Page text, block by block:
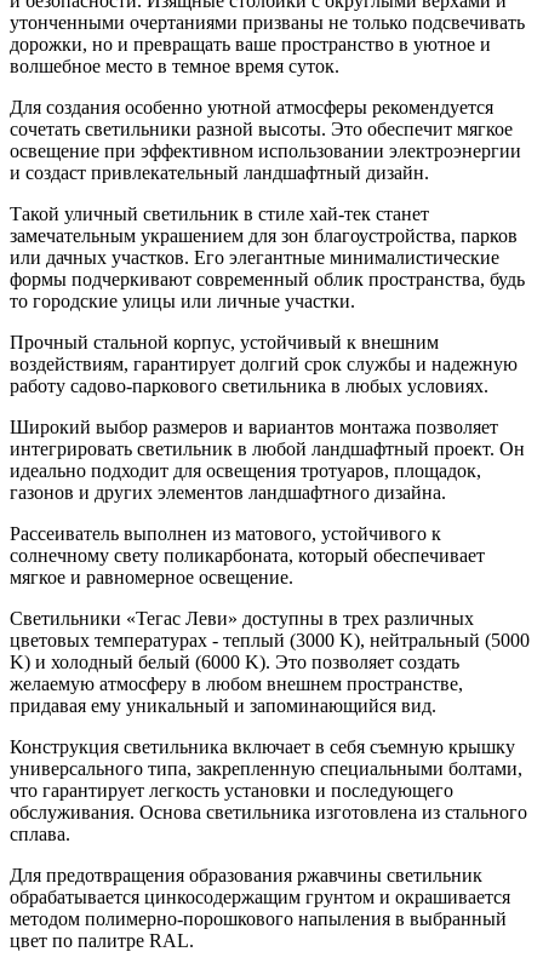
утонченными очертаниями призваны не только подсвечивать
дорожки, но и превращать ваше пространство в уютное и
волшебное место в темное время суток.
Для создания особенно уютной атмосферы рекомендуется
сочетать светильники разной высоты. Это обеспечит мягкое
освещение при эффективном использовании электроэнергии
и создаст привлекательный ландшафтный дизайн.
Такой уличный светильник в стиле хай-тек станет
замечательным украшением для зон благоустройства, парков
или дачных участков. Его элегантные минималистические
формы подчеркивают современный облик пространства, будь
то городские улицы или личные участки.
Прочный стальной корпус, устойчивый к внешним
воздействиям, гарантирует долгий срок службы и надежную
работу садово-паркового светильника в любых условиях.
Широкий выбор размеров и вариантов монтажа позволяет
интегрировать светильник в любой ландшафтный проект. Он
идеально подходит для освещения тротуаров, площадок,
газонов и других элементов ландшафтного дизайна.
Рассеиватель выполнен из матового, устойчивого к
солнечному свету поликарбоната, который обеспечивает
мягкое и равномерное освещение.
Светильники «Тегас Леви» доступны в трех различных
цветовых температурах - теплый (3000 K), нейтральный (5000
K) и холодный белый (6000 K). Это позволяет создать
желаемую атмосферу в любом внешнем пространстве,
придавая ему уникальный и запоминающийся вид.
Конструкция светильника включает в себя съемную крышку
универсального типа, закрепленную специальными болтами,
что гарантирует легкость установки и последующего
обслуживания. Основа светильника изготовлена из стального
сплава.
Для предотвращения образования ржавчины светильник
обрабатывается цинкосодержащим грунтом и окрашивается
методом полимерно-порошкового напыления в выбранный
цвет по палитре RAL.